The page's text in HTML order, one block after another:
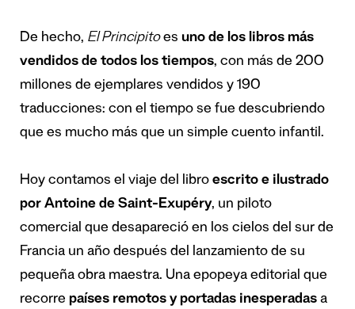
De hecho, El Principitoes uno de los libros más
vendidos de todos los tiempos, con más de 200
millones de ejemplares vendidos y 190
traducciones: con el tiempo se fue descubriendo
que es mucho más que un simple cuento infantil.
Hoy contamos el viaje del libro escrito e ilustrado
por Antoine de Saint-Exupéry, un piloto
comercial que desapareció en los cielos del sur de
Francia un año después del lanzamiento de su
pequeña obra maestra. Una epopeya editorial que
recorre países remotos y portadas inesperadas a